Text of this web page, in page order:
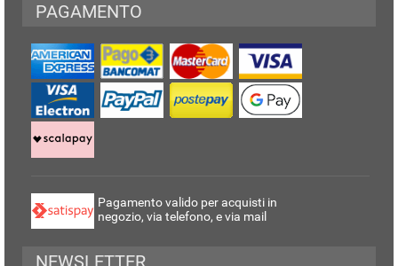
PAGAMENTO
Pagamento valido per acquisti in
negozio, via telefono, e via mail
NEWSLETTER